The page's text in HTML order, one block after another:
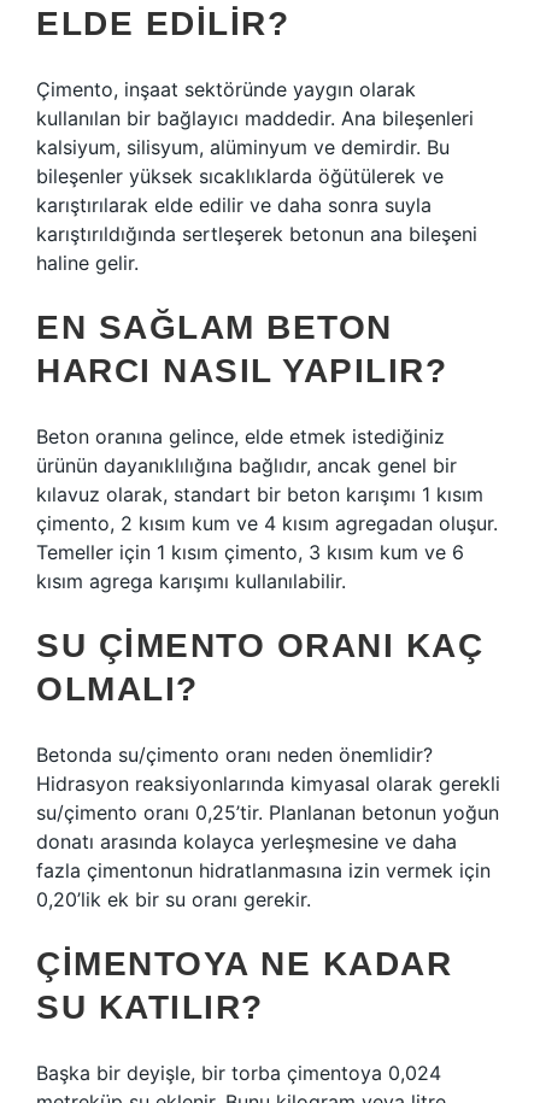
ELDE EDILIR?
Çimento, inşaat sektöründe yaygın olarak
kullanılan bir bağlayıcı maddedir. Ana bileşenleri
kalsiyum, silisyum, alüminyum ve demirdir. Bu
bileşenler yüksek sıcaklıklarda öğütülerek ve
karıştırılarak elde edilir ve daha sonra suyla
karıştırıldığında sertleşerek betonun ana bileşeni
haline gelir.
EN SAĞLAM BETON
HARCI NASIL YAPILIR?
Beton oranına gelince, elde etmek istediğiniz
ürünün dayanıklılığına bağlıdır, ancak genel bir
kılavuz olarak, standart bir beton karışımı 1 kısım
çimento, 2 kısım kum ve 4 kısım agregadan oluşur.
Temeller için 1 kısım çimento, 3 kısım kum ve 6
kısım agrega karışımı kullanılabilir.
SU ÇIMENTO ORANI KAÇ
OLMALI?
Betonda su/çimento oranı neden önemlidir?
Hidrasyon reaksiyonlarında kimyasal olarak gerekli
su/çimento oranı 0,25’tir. Planlanan betonun yoğun
donatı arasında kolayca yerleşmesine ve daha
fazla çimentonun hidratlanmasına izin vermek için
0,20’lik ek bir su oranı gerekir.
ÇIMENTOYA NE KADAR
SU KATILIR?
Başka bir deyişle, bir torba çimentoya 0,024